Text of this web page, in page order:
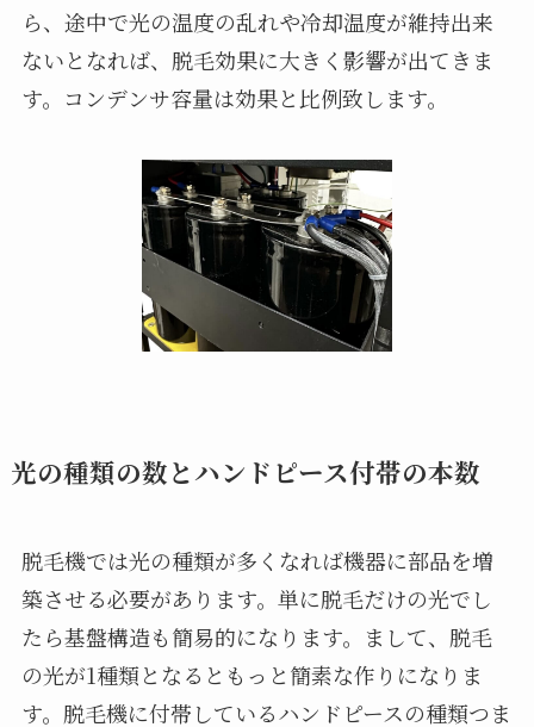
ら、途中で光の温度の乱れや冷却温度が維持出来
ないとなれば、脱毛効果に大きく影響が出てきま
す。コンデンサ容量は効果と比例致します。
光の種類の数とハンドピース付帯の本数
脱毛機では光の種類が多くなれば機器に部品を増
築させる必要があります。単に脱毛だけの光でし
たら基盤構造も簡易的になります。まして、脱毛
の光が1種類となるともっと簡素な作りになりま
す。脱毛機に付帯しているハンドピースの種類つま